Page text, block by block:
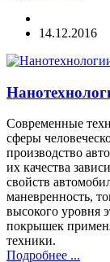
14.12.2016
Современные
сферы
производство
их качества
свойств
маневренность,
высокого уровня
покрышек
техники.
Подробнее ...